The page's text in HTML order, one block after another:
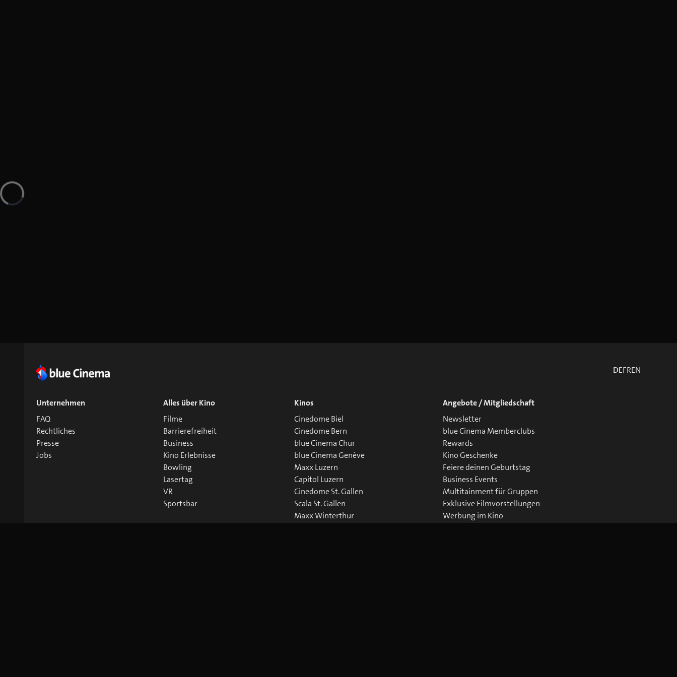
DEFREN
Unternehmen
FAQ
Rechtliches
Presse
Jobs
Alles über Kino
Filme
Barrierefreiheit
Business
Kino Erlebnisse
Bowling
Lasertag
VR
Sportsbar
Kinos
Cinedome Biel
Cinedome Bern
blue Cinema Chur
blue Cinema Genève
Maxx Luzern
Capitol Luzern
Cinedome St. Gallen
Scala St. Gallen
Maxx Winterthur
Angebote / Mitgliedschaft
Newsletter
blue Cinema Memberclubs
Rewards
Kino Geschenke
Feiere deinen Geburtstag
Business Events
Multitainment für Gruppen
Exklusive Filmvorstellungen
Werbung im Kino